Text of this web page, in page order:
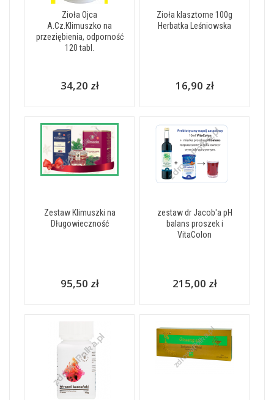
Zioła Ojca
A.Cz.Klimuszko na
przeziębienia, odporność
120 tabl.
34,20 zł
Zioła klasztorne 100g
Herbatka Leśniowska
16,90 zł
Zestaw Klimuszki na
Długowieczność
95,50 zł
zestaw dr Jacob'a pH
balans proszek i
VitaColon
215,00 zł